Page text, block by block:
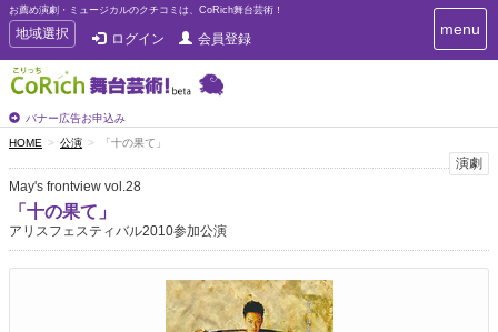
お薦め演劇・ミュージカルのクチコミは、CoRich舞台芸術！
T
o
g
g
e
n
a
v
地域選択 ログイン 会員登録
バナー広告お申込み
T
o
g
a
menu
HOME 公演 「十の果て」
演劇
May's frontview vol.28
「十の果て」
アリスフェスティバル2010参加公演